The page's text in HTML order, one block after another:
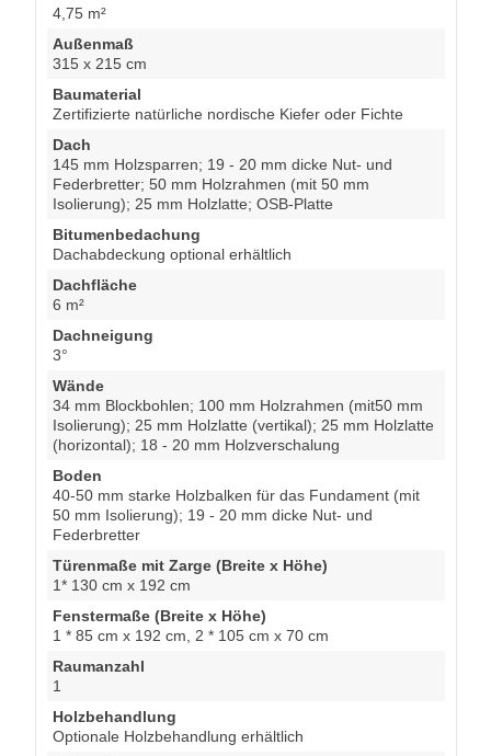
4,75 m²
Außenmaß
315 x 215 cm
Baumaterial
Zertifizierte natürliche nordische Kiefer oder Fichte
Dach
145 mm Holzsparren; 19 - 20 mm dicke Nut- und
Federbretter; 50 mm Holzrahmen (mit 50 mm
Isolierung); 25 mm Holzlatte; OSB-Platte
Bitumenbedachung
Dachabdeckung optional erhältlich
Dachfläche
6 m²
Dachneigung
3°
Wände
34 mm Blockbohlen; 100 mm Holzrahmen (mit50 mm
Isolierung); 25 mm Holzlatte (vertikal); 25 mm Holzlatte
(horizontal); 18 - 20 mm Holzverschalung
Boden
40-50 mm starke Holzbalken für das Fundament (mit
50 mm Isolierung); 19 - 20 mm dicke Nut- und
Federbretter
Türenmaße mit Zarge (Breite x Höhe)
1* 130 cm x 192 cm
Fenstermaße (Breite x Höhe)
1 * 85 cm x 192 cm, 2 * 105 cm x 70 cm
Raumanzahl
1
Holzbehandlung
Optionale Holzbehandlung erhältlich